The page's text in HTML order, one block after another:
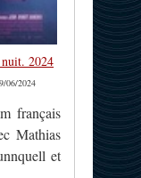
2024
06/2024
français
Mathias
et